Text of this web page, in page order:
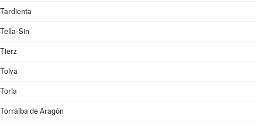
Tardienta
Tella-Sin
Tierz
Tolva
Torla
Torralba de Aragón